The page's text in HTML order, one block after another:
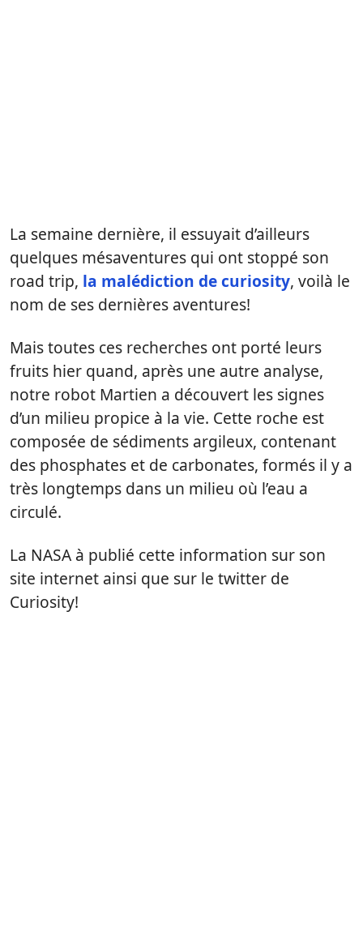
La semaine dernière, il essuyait d’ailleurs
quelques mésaventures qui ont stoppé son
road trip, la malédiction de curiosity, voilà le
nom de ses dernières aventures!
Mais toutes ces recherches ont porté leurs
fruits hier quand, après une autre analyse,
notre robot Martien a découvert les signes
d’un milieu propice à la vie. Cette roche est
composée de sédiments argileux, contenant
des phosphates et de carbonates, formés il y a
très longtemps dans un milieu où l’eau a
circulé.
La NASA à publié cette information sur son
site internet ainsi que sur le twitter de
Curiosity!